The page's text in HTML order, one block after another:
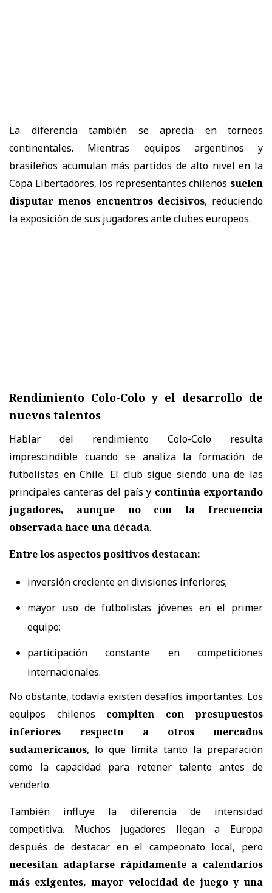
La diferencia también se aprecia en torneos
continentales. Mientras equipos argentinos y
brasileños acumulan más partidos de alto nivel en la
Copa Libertadores, los representantes chilenos suelen
disputar menos encuentros decisivos, reduciendo
la exposición de sus jugadores ante clubes europeos.
Rendimiento Colo-Colo y el desarrollo de
nuevos talentos
Hablar del rendimiento Colo-Colo resulta
imprescindible cuando se analiza la formación de
futbolistas en Chile. El club sigue siendo una de las
principales canteras del país y continúa exportando
jugadores, aunque no con la frecuencia
observada hace una década.
Entre los aspectos positivos destacan:
inversión creciente en divisiones inferiores;
mayor uso de futbolistas jóvenes en el primer
equipo;
participación constante en competiciones
internacionales.
No obstante, todavía existen desafíos importantes. Los
equipos chilenos compiten con presupuestos
inferiores respecto a otros mercados
sudamericanos, lo que limita tanto la preparación
como la capacidad para retener talento antes de
venderlo.
También influye la diferencia de intensidad
competitiva. Muchos jugadores llegan a Europa
después de destacar en el campeonato local, pero
necesitan adaptarse rápidamente a calendarios
más exigentes, mayor velocidad de juego y una